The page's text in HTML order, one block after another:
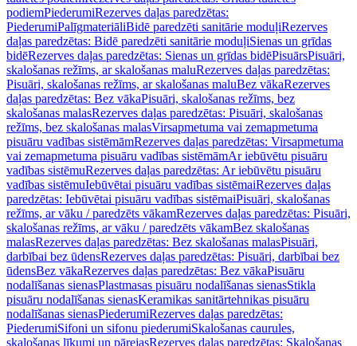
podiemPiederumiRezerves daļas paredzētas:
PiederumiPalīgmateriāliBidē paredzēti sanitārie moduļiRezerves
daļas paredzētas: Bidē paredzēti sanitārie moduļiSienas un grīdas
bidēRezerves daļas paredzētas: Sienas un grīdas bidēPisuārsPisuāri,
skalošanas režīms, ar skalošanas maluRezerves daļas paredzētas:
Pisuāri, skalošanas režīms, ar skalošanas maluBez vākaRezerves
daļas paredzētas: Bez vākaPisuāri, skalošanas režīms, bez
skalošanas malasRezerves daļas paredzētas: Pisuāri, skalošanas
režīms, bez skalošanas malasVirsapmetuma vai zemapmetuma
pisuāru vadības sistēmāmRezerves daļas paredzētas: Virsapmetuma
vai zemapmetuma pisuāru vadības sistēmāmAr iebūvētu pisuāru
vadības sistēmuRezerves daļas paredzētas: Ar iebūvētu pisuāru
vadības sistēmuIebūvētai pisuāru vadības sistēmaiRezerves daļas
paredzētas: Iebūvētai pisuāru vadības sistēmaiPisuāri, skalošanas
režīms, ar vāku / paredzēts vākamRezerves daļas paredzētas: Pisuāri,
skalošanas režīms, ar vāku / paredzēts vākamBez skalošanas
malasRezerves daļas paredzētas: Bez skalošanas malasPisuāri,
darbībai bez ūdensRezerves daļas paredzētas: Pisuāri, darbībai bez
ūdensBez vākaRezerves daļas paredzētas: Bez vākaPisuāru
nodalīšanas sienasPlastmasas pisuāru nodalīšanas sienasStikla
pisuāru nodalīšanas sienasKeramikas sanitārtehnikas pisuāru
nodalīšanas sienasPiederumiRezerves daļas paredzētas:
PiederumiSifoni un sifonu piederumiSkalošanas caurules,
skalošanas līkumi un pārejasRezerves daļas paredzētas: Skalošanas